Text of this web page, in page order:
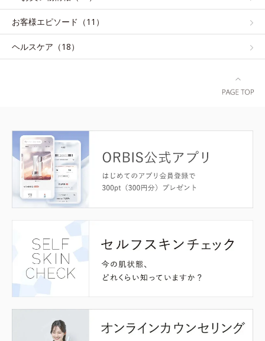
お客様エピソード（11）
ヘルスケア（18）